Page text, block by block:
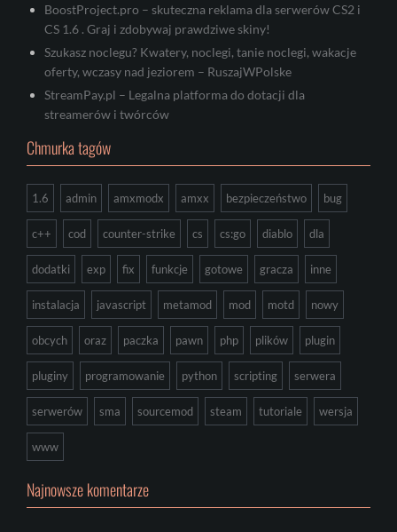
BoostProject.pro – skuteczna reklama dla serwerów CS2 i
CS 1.6 . Graj i zdobywaj prawdziwe skiny!
Szukasz noclegu? Kwatery, noclegi, tanie noclegi, wakacje
oferty, wczasy nad jeziorem – RuszajWPolske
StreamPay.pl – Legalna platforma do dotacji dla
streamerów i twórców
Chmurka tagów
1.6 admin amxmodx amxx bezpieczeństwo bug
c++ cod counter-strike cs cs:go diablo dla
dodatki exp fix funkcje gotowe gracza inne
instalacja javascript metamod mod motd nowy
obcych oraz paczka pawn php plików plugin
pluginy programowanie python scripting serwera
serwerów sma sourcemod steam tutoriale wersja
www
Najnowsze komentarze